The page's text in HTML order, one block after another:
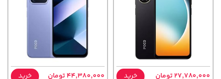
27,780,000 تومان خرید 44,380,000 تومان خرید